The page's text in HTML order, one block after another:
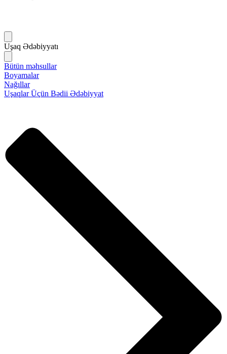
Uşaq Ədəbiyyatı
Bütün məhsullar
Boyamalar
Nağıllar
Uşaqlar Üçün Bədii Ədəbiyyat